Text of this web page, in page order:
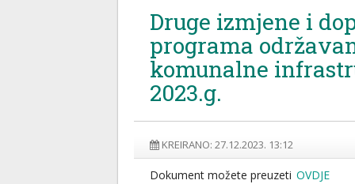
Druge izmjene i
programa
komunalne
2023.g.
KREIRANO: 27.12.2023. 13:12
Dokument možete preuzeti OVDJE